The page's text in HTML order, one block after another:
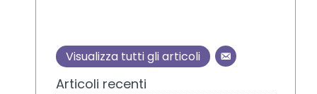
Visualizza tutti gli articoli
Articoli recenti